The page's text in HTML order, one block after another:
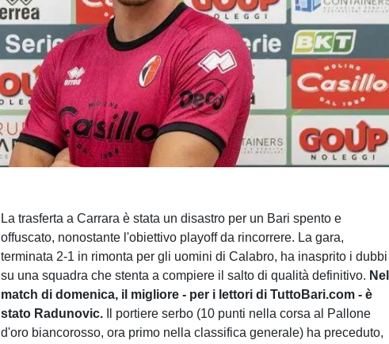
La trasferta a Carrara è stata un disastro per un Bari spento e
offuscato, nonostante l'obiettivo playoff da rincorrere. La gara,
terminata 2-1 in rimonta per gli uomini di Calabro, ha inasprito i dubbi
su una squadra che stenta a compiere il salto di qualità definitivo. Nel
match di domenica, il migliore - per i lettori di TuttoBari.com - è
stato Radunovic. Il portiere serbo (10 punti nella corsa al Pallone
d'oro biancorosso, ora primo nella classifica generale) ha preceduto,